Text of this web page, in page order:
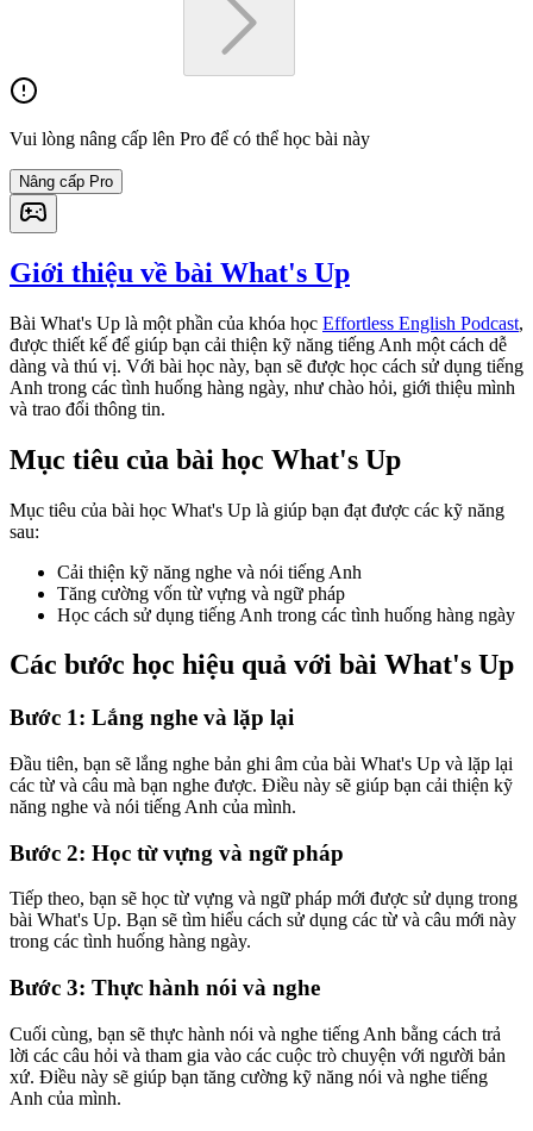
Vui lòng nâng cấp lên Pro để có thể học bài này
Nâng cấp Pro
Giới thiệu về bài What's Up
Bài What's Up là một phần của khóa học Effortless English Podcast,
được thiết kế để giúp bạn cải thiện kỹ năng tiếng Anh một cách dễ
dàng và thú vị. Với bài học này, bạn sẽ được học cách sử dụng tiếng
Anh trong các tình huống hàng ngày, như chào hỏi, giới thiệu mình
và trao đổi thông tin.
Mục tiêu của bài học What's Up
Mục tiêu của bài học What's Up là giúp bạn đạt được các kỹ năng
sau:
Cải thiện kỹ năng nghe và nói tiếng Anh
Tăng cường vốn từ vựng và ngữ pháp
Học cách sử dụng tiếng Anh trong các tình huống hàng ngày
Các bước học hiệu quả với bài What's Up
Bước 1: Lắng nghe và lặp lại
Đầu tiên, bạn sẽ lắng nghe bản ghi âm của bài What's Up và lặp lại
các từ và câu mà bạn nghe được. Điều này sẽ giúp bạn cải thiện kỹ
năng nghe và nói tiếng Anh của mình.
Bước 2: Học từ vựng và ngữ pháp
Tiếp theo, bạn sẽ học từ vựng và ngữ pháp mới được sử dụng trong
bài What's Up. Bạn sẽ tìm hiểu cách sử dụng các từ và câu mới này
trong các tình huống hàng ngày.
Bước 3: Thực hành nói và nghe
Cuối cùng, bạn sẽ thực hành nói và nghe tiếng Anh bằng cách trả
lời các câu hỏi và tham gia vào các cuộc trò chuyện với người bản
xứ. Điều này sẽ giúp bạn tăng cường kỹ năng nói và nghe tiếng
Anh của mình.